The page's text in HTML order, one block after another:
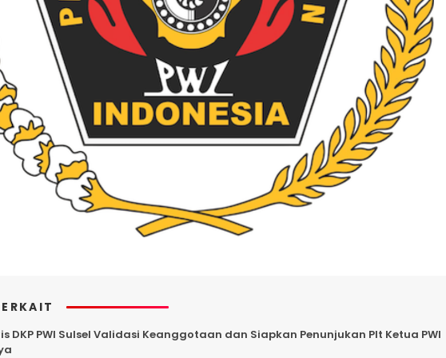
DKP PWI Sulsel Validasi Keanggotaan dan Siapkan Penunjukan Plt Ketua PWI